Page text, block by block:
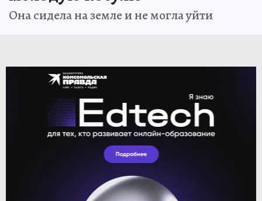
Она сидела на земле и не могла уйти